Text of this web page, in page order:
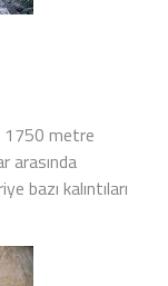
1750 metre
arasında
bazı kalıntıları